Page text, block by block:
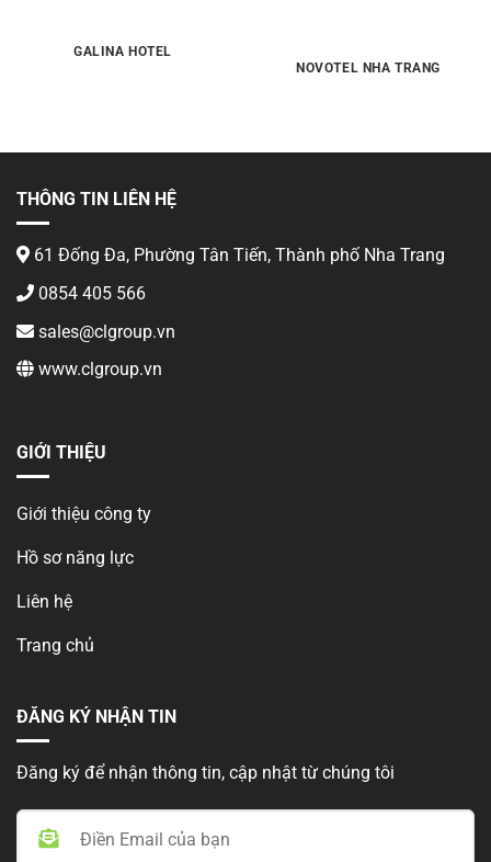
GALINA HOTEL
NOVOTEL NHA TRANG
THÔNG TIN LIÊN HỆ
61 Đống Đa, Phường Tân Tiến, Thành phố Nha Trang
0854 405 566
sales@clgroup.vn
www.clgroup.vn
GIỚI THIỆU
Giới thiệu công ty
Hồ sơ năng lực
Liên hệ
Trang chủ
ĐĂNG KÝ NHẬN TIN
Đăng ký để nhận thông tin, cập nhật từ chúng tôi